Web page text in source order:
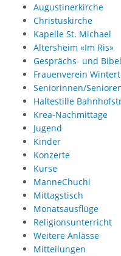
Augustinerkirche
Christuskirche
Kapelle St. Michael
Altersheim «Im Ris»
Gesprächs- und
Frauenverein
Seniorinnen/
Haltestille
Krea-Nachmittage
Jugend
Kinder
Konzerte
Kurse
ManneChuchi
Mittagstisch
Monatsausflüge
Religionsunterricht
Weitere Anlässe
Mitteilungen